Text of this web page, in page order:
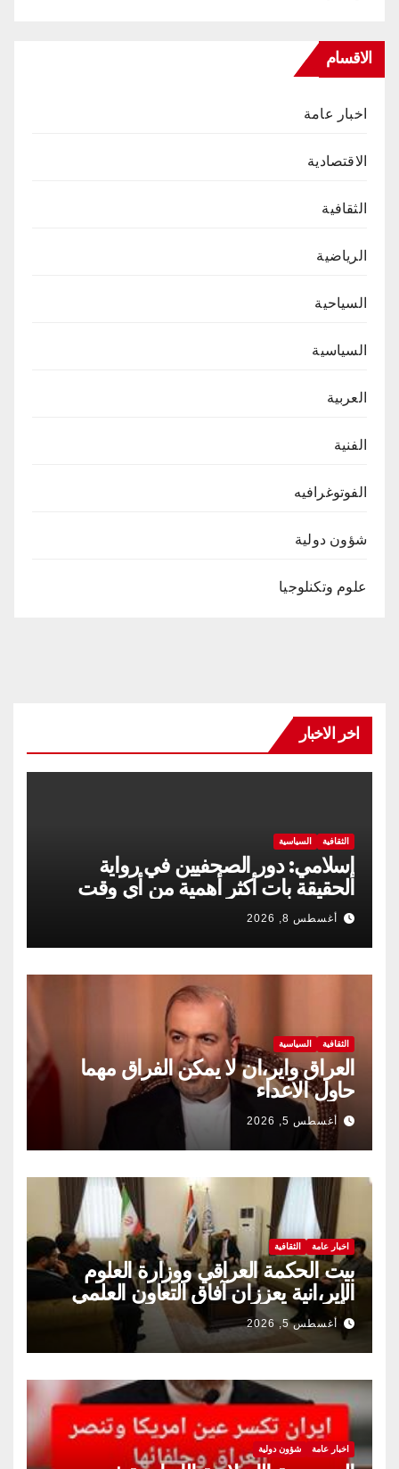
الاقسام
اخبار عامة
الاقتصادية
الثقافية
الرياضية
السياحية
السياسية
العربية
الفنية
الفوتوغرافيه
شؤون دولية
علوم وتكنلوجيا
اخر الاخبار
الثقافية السياسية
إسلامي: دور الصحفيين في رواية
الحقيقة بات أكثر أهمية من أي وقت
مضى
أغسطس 8, 2026
الثقافية السياسية
العراق واير،ان لا يمكن الفراق مهما
حاول الاعداء
أغسطس 5, 2026
اخبار عامة الثقافية
بيت الحكمة العراقي ووزارة العلوم
الإير،انية يعززان آفاق التعاون العلمي
والثقافي.
أغسطس 5, 2026
اخبار عامة شؤون دولية